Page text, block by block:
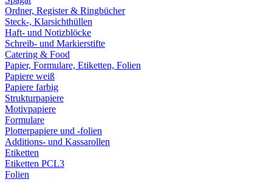
Ordner, Register & Ringbücher
Steck-, Klarsichthüllen
Haft- und Notizblöcke
Schreib- und Markierstifte
Catering & Food
Papier, Formulare, Etiketten, Folien
Papiere weiß
Papiere farbig
Strukturpapiere
Motivpapiere
Formulare
Plotterpapiere und -folien
Additions- und Kassarollen
Etiketten
Etiketten PCL3
Folien